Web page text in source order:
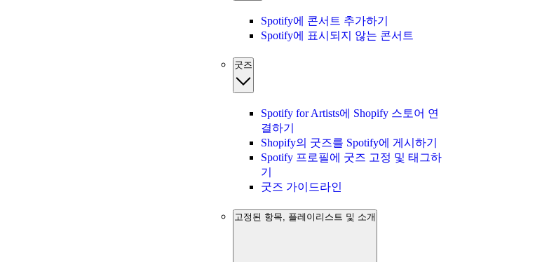
Spotify에 콘서트 추가하기
Spotify에 표시되지 않는 콘서트
굿즈
Spotify for Artists에 Shopify 스토어 연
결하기
Shopify의 굿즈를 Spotify에 게시하기
Spotify 프로필에 굿즈 고정 및 태그하
기
굿즈 가이드라인
고정된 항목, 플레이리스트 및 소개